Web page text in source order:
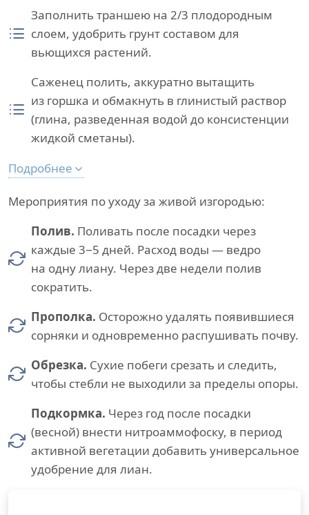
Заполнить траншею на 2/3 плодородным
слоем, удобрить грунт составом для
вьющихся растений.
Саженец полить, аккуратно вытащить
из горшка и обмакнуть в глинистый раствор
(глина, разведенная водой до консистенции
жидкой сметаны).
Подробнее
Мероприятия по уходу за живой изгородью:
Полив. Поливать после посадки через
каждые 3−5 дней. Расход воды — ведро
на одну лиану. Через две недели полив
сократить.
Прополка. Осторожно удалять появившиеся
сорняки и одновременно распушивать почву.
Обрезка. Сухие побеги срезать и следить,
чтобы стебли не выходили за пределы опоры.
Подкормка. Через год после посадки
(весной) внести нитроаммофоску, в период
активной вегетации добавить универсальное
удобрение для лиан.